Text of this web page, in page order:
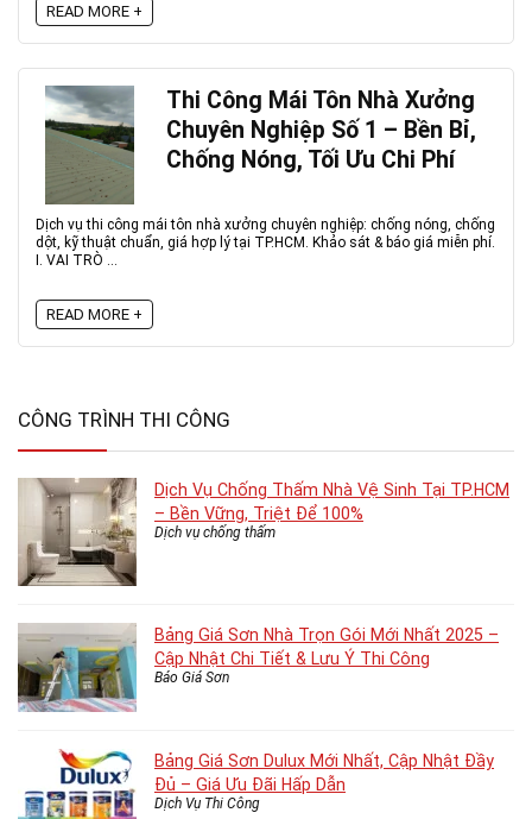
READ MORE +
Thi Công Mái Tôn Nhà Xưởng
Chuyên Nghiệp Số 1 – Bền Bỉ,
Chống Nóng, Tối Ưu Chi Phí
Dịch vụ thi công mái tôn nhà xưởng chuyên nghiệp: chống nóng, chống
dột, kỹ thuật chuẩn, giá hợp lý tại TP.HCM. Khảo sát & báo giá miễn phí.
I. VAI TRÒ ...
READ MORE +
CÔNG TRÌNH THI CÔNG
Dịch Vụ Chống Thấm Nhà Vệ Sinh Tại TP.HCM
– Bền Vững, Triệt Để 100%
Dịch vụ chống thấm
Bảng Giá Sơn Nhà Trọn Gói Mới Nhất 2025 –
Cập Nhật Chi Tiết & Lưu Ý Thi Công
Báo Giá Sơn
Bảng Giá Sơn Dulux Mới Nhất, Cập Nhật Đầy
Đủ – Giá Ưu Đãi Hấp Dẫn
Dịch Vụ Thi Công